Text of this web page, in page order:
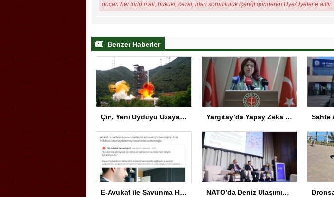
doğan her türlü mali, hukuki, cezai, idari sorumluluk içeriği gönderen Üye/Üyeler’e aittir.
Benzer Haberler
Çin, Yeni Uyduyu Uzaya Gönderdi Yargıtay’da Yapay Zeka Sempozyumu Düzenlendi
E-Avukat ile Savunma Hakkı Gelişiyor NATO’da Deniz Ulaşımında Siber Güvenlik Vurgusu